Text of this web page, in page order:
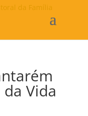
Vida